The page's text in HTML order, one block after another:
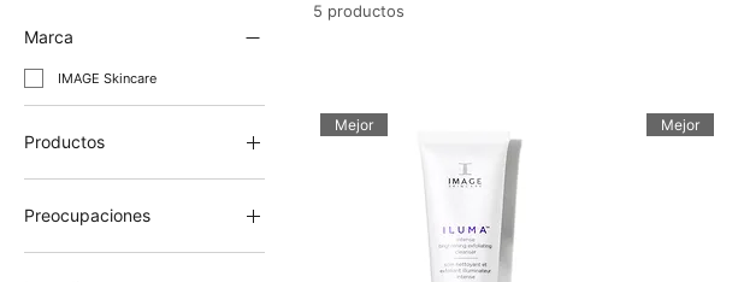
Marca
IMAGE Skincare
Productos
Crema anti-envejecimiento
Glow up - tez radiante
Preocupaciones
Acné, espinillas y piel impura
5 productos
Mejor Mejor